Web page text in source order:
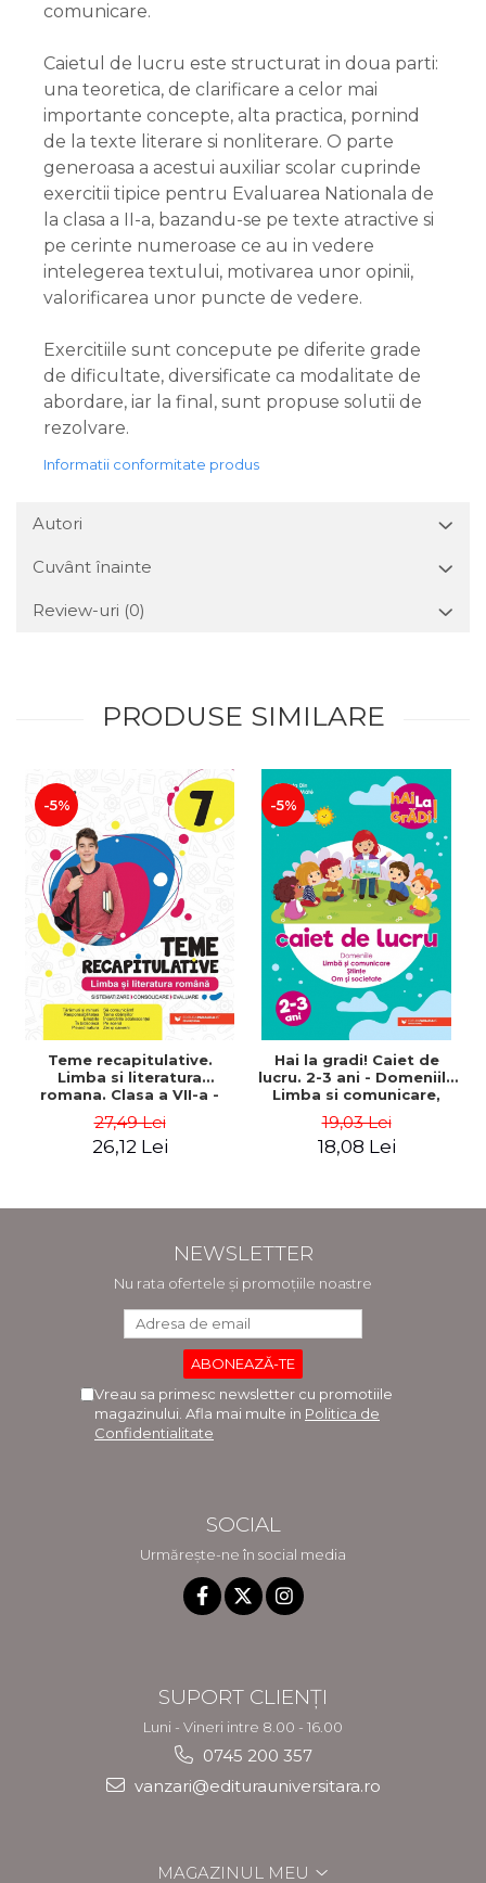
comunicare.
Caietul de lucru este structurat in doua parti:
una teoretica, de clarificare a celor mai
importante concepte, alta practica, pornind
de la texte literare si nonliterare. O parte
generoasa a acestui auxiliar scolar cuprinde
exercitii tipice pentru Evaluarea Nationala de
la clasa a II-a, bazandu-se pe texte atractive si
pe cerinte numeroase ce au in vedere
intelegerea textului, motivarea unor opinii,
valorificarea unor puncte de vedere.
Exercitiile sunt concepute pe diferite grade
de dificultate, diversificate ca modalitate de
abordare, iar la final, sunt propuse solutii de
rezolvare.
Informatii conformitate produs
Autori
Cuvânt înainte
Review-uri (0)
PRODUSE SIMILARE
-5%
Teme recapitulative.
Limba si literatura
romana. Clasa a VII-a -
Sistematizare,
consolidare, evaluare -
Mihaela Dobos
27,49 Lei
26,12 Lei
-5%
Hai la gradi! Caiet de
lucru. 2-3 ani - Domeniile
Limba si comunicare,
Stiinte, Om si societate
19,03 Lei
18,08 Lei
NEWSLETTER
Nu rata ofertele și promoțiile noastre
Vreau sa primesc newsletter cu promotiile
magazinului. Afla mai multe in Politica de
Confidentialitate
SOCIAL
Urmărește-ne în social media
SUPORT CLIENȚI
Luni - Vineri intre 8.00 - 16.00
0745 200 357
vanzari@editurauniversitara.ro
MAGAZINUL MEU